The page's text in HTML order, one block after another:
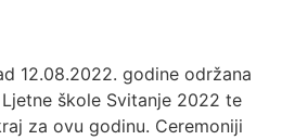
12.08.2022. godine održana
škole Svitanje 2022 te
za ovu godinu. Ceremoniji